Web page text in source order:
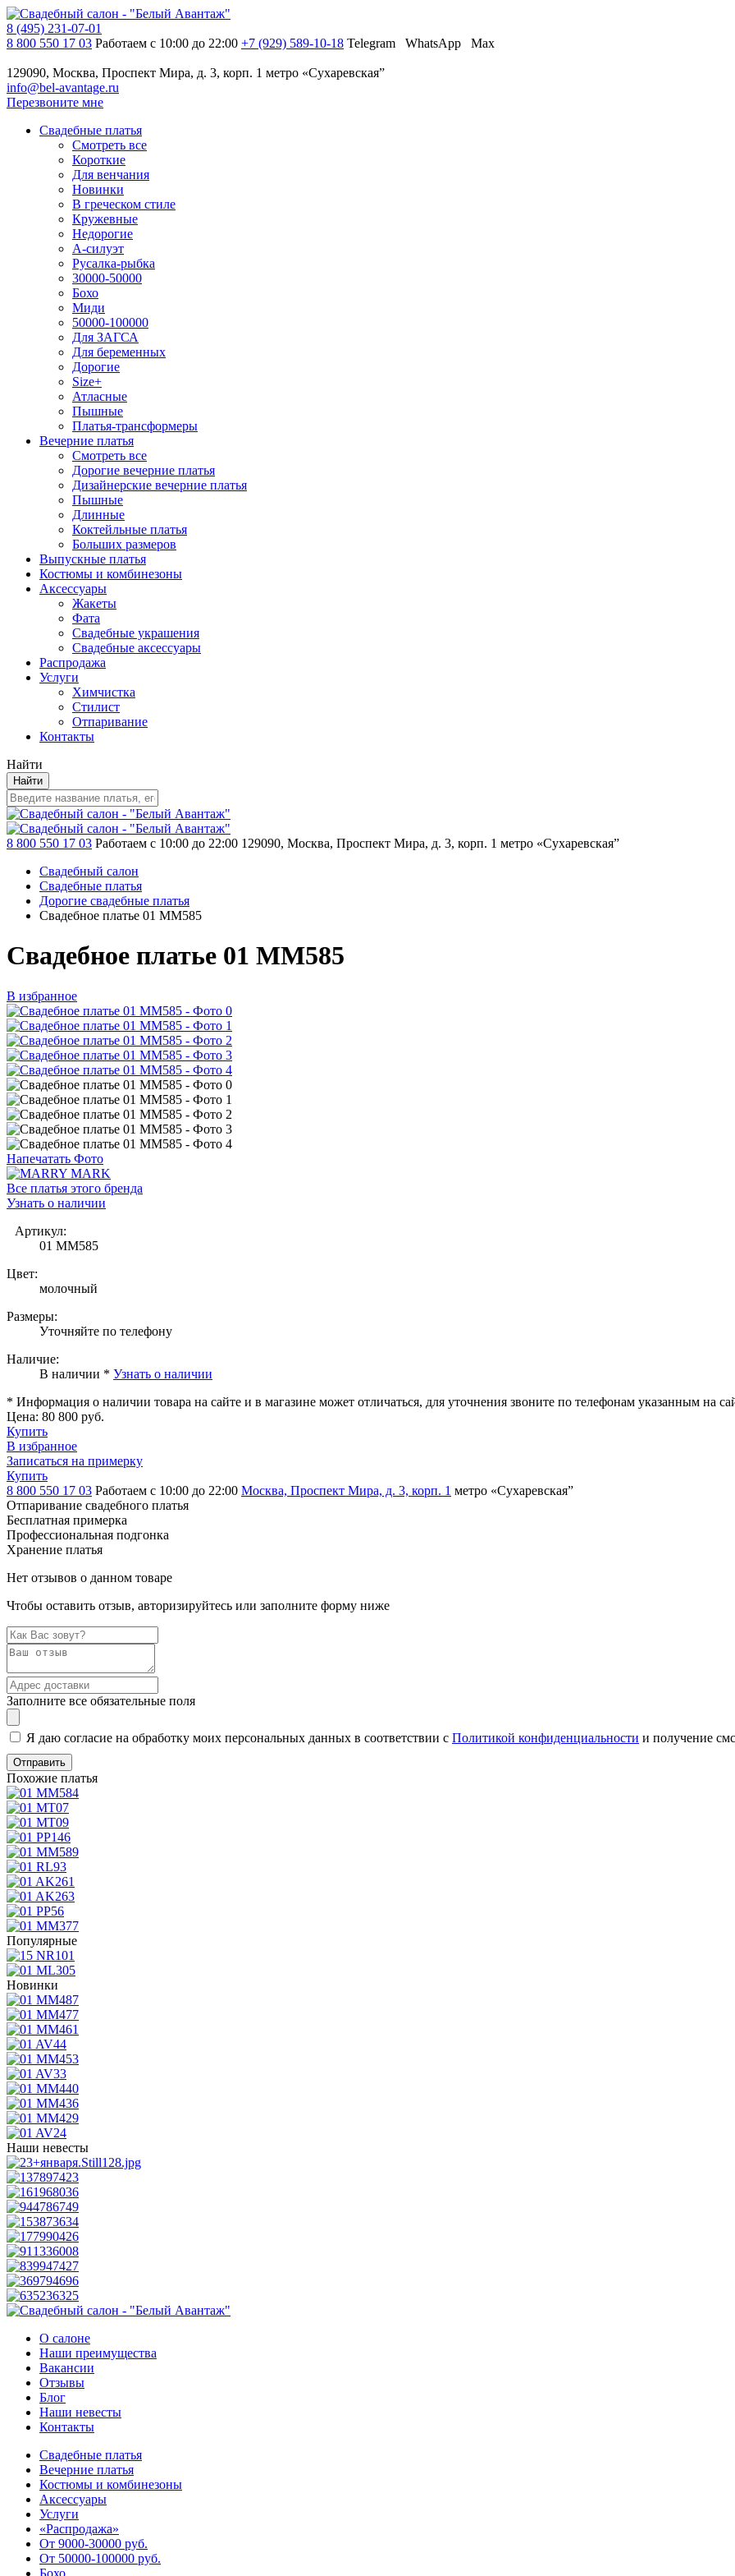
8 (495) 231-07-01
8 800 550 17 03 Работаем с 10:00 до 22:00 +7 (929) 589-10-18 Telegram WhatsApp Max
129090, Москва, Проспект Мира, д. 3, корп. 1 метро «Сухаревская”
info@bel-avantage.ru
Перезвоните мне
Свадебные платья
Смотреть все
Короткие
Для венчания
Новинки
В греческом стиле
Кружевные
Недорогие
А-силуэт
Русалка-рыбка
30000-50000
Бохо
Миди
50000-100000
Для ЗАГСА
Для беременных
Дорогие
Size+
Атласные
Пышные
Платья-трансформеры
Вечерние платья
Смотреть все
Дорогие вечерние платья
Дизайнерские вечерние платья
Пышные
Длинные
Коктейльные платья
Больших размеров
Выпускные платья
Костюмы и комбинезоны
Аксессуары
Жакеты
Фата
Свадебные украшения
Свадебные аксессуары
Распродажа
Услуги
Химчистка
Стилист
Отпаривание
Контакты
Найти
Найти
8 800 550 17 03 Работаем с 10:00 до 22:00 129090, Москва, Проспект Мира, д. 3, корп. 1 метро «Сухаревская”
Свадебный салон
Свадебные платья
Дорогие свадебные платья
Свадебное платье 01 MM585
Свадебное платье 01 MM585
В избранное
Напечатать Фото
Все платья этого бренда
Узнать о наличии
Артикул:
01 MM585
Цвет:
молочный
Размеры:
Уточняйте по телефону
Наличие:
В наличии * Узнать о наличии
* Информация о наличии товара на сайте и в магазине может отличаться, для уточнения звоните по телефонам указанным на
Цена: 80 800 руб.
Купить
В избранное
Записаться на примерку
Купить
8 800 550 17 03 Работаем с 10:00 до 22:00 Москва, Проспект Мира, д. 3, корп. 1 метро «Сухаревская”
Отпаривание свадебного платья
Бесплатная примерка
Профессиональная подгонка
Хранение платья
Нет отзывов о данном товаре
Чтобы оставить отзыв, авторизируйтесь или заполните форму ниже
Заполните все обязательные поля
Я даю согласие на обработку моих персональных данных в соответствии с Политикой конфиденциальности и получение
Похожие платья
Популярные
Новинки
Наши невесты
О салоне
Наши преимущества
Вакансии
Отзывы
Блог
Наши невесты
Контакты
Свадебные платья
Вечерние платья
Костюмы и комбинезоны
Аксессуары
Услуги
«Распродажа»
От 9000-30000 руб.
От 50000-100000 руб.
Бохо